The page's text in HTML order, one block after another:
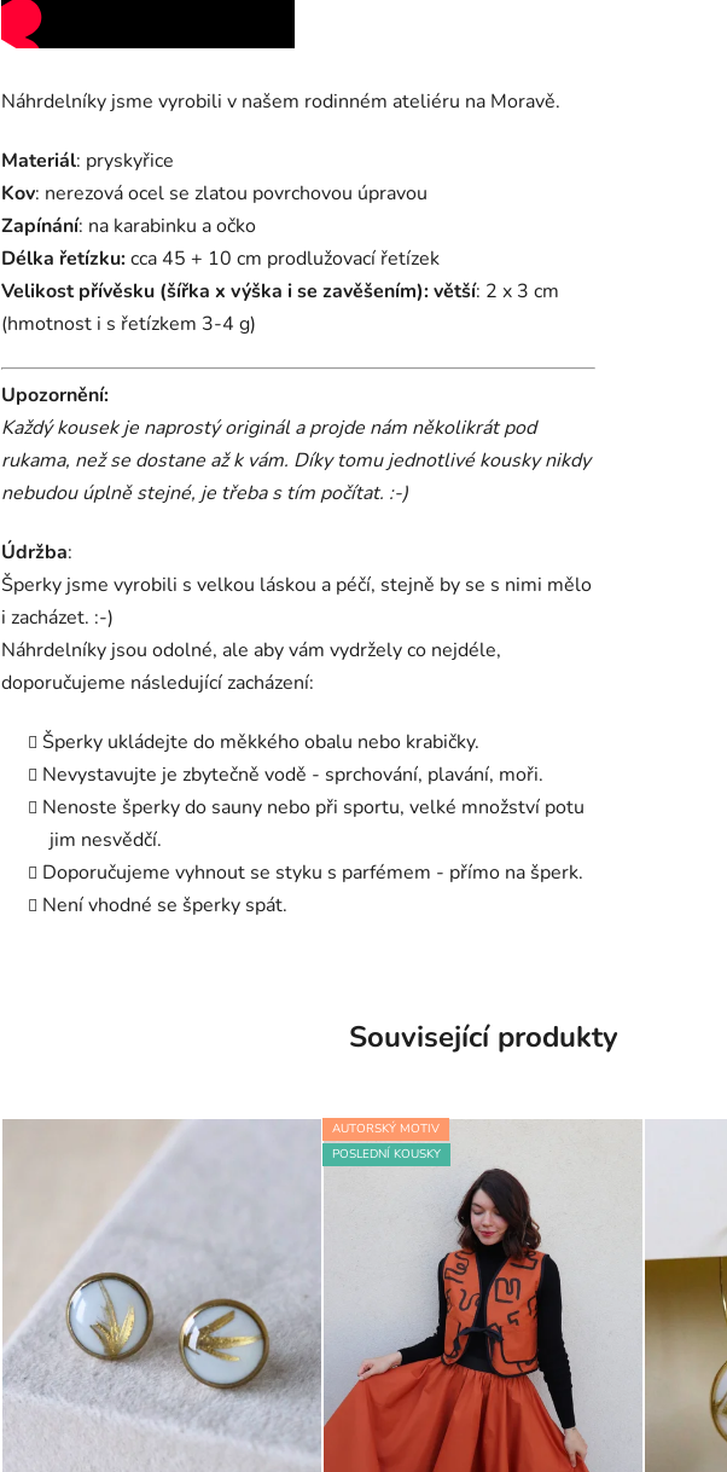
Náhrdelníky jsme vyrobili v našem rodinném ateliéru na Moravě.
Materiál: pryskyřice
Kov: nerezová ocel se zlatou povrchovou úpravou
Zapínání: na karabinku a očko
Délka řetízku:cca 45 + 10 cm prodlužovací řetízek
Velikost přívěsku (šířka x výška i se zavěšením):větší: 2 x 3 cm
(hmotnost i s řetízkem 3-4 g)
Upozornění:
Každý kousek je naprostý originál a projde nám několikrát pod
rukama, než se dostane až k vám. Díky tomu jednotlivé kousky nikdy
nebudou úplně stejné, je třeba s tím počítat. :-)
Údržba:
Šperky jsme vyrobili s velkou láskou a péčí, stejně by se s nimi mělo
i zacházet. :-)
Náhrdelníky jsou odolné, ale aby vám vydržely co nejdéle,
doporučujeme následující zacházení:
Šperky ukládejte do měkkého obalu nebo krabičky.
Nevystavujte je zbytečně vodě - sprchování, plavání, moři.
Nenoste šperky do sauny nebo při sportu, velké množství potu
jim nesvědčí.
Doporučujeme vyhnout se styku s parfémem - přímo na šperk.
Není vhodné se šperky spát.
Související produkty
AUTORSKÝ MOTIV
POSLEDNÍ KOUSKY